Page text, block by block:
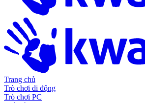
Trang chủ
Trò chơi di động
Trò chơi PC